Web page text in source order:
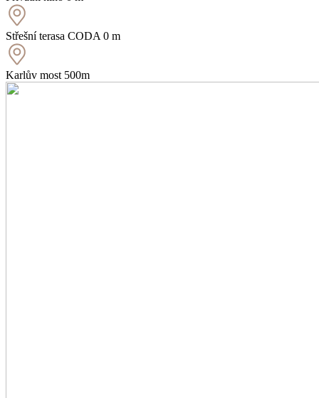
Střešní terasa CODA 0 m
Karlův most 500m